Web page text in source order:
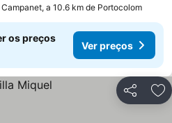
Campanet, a 10.6 km de Portocolom
os preços
Ver preços
Partilhar